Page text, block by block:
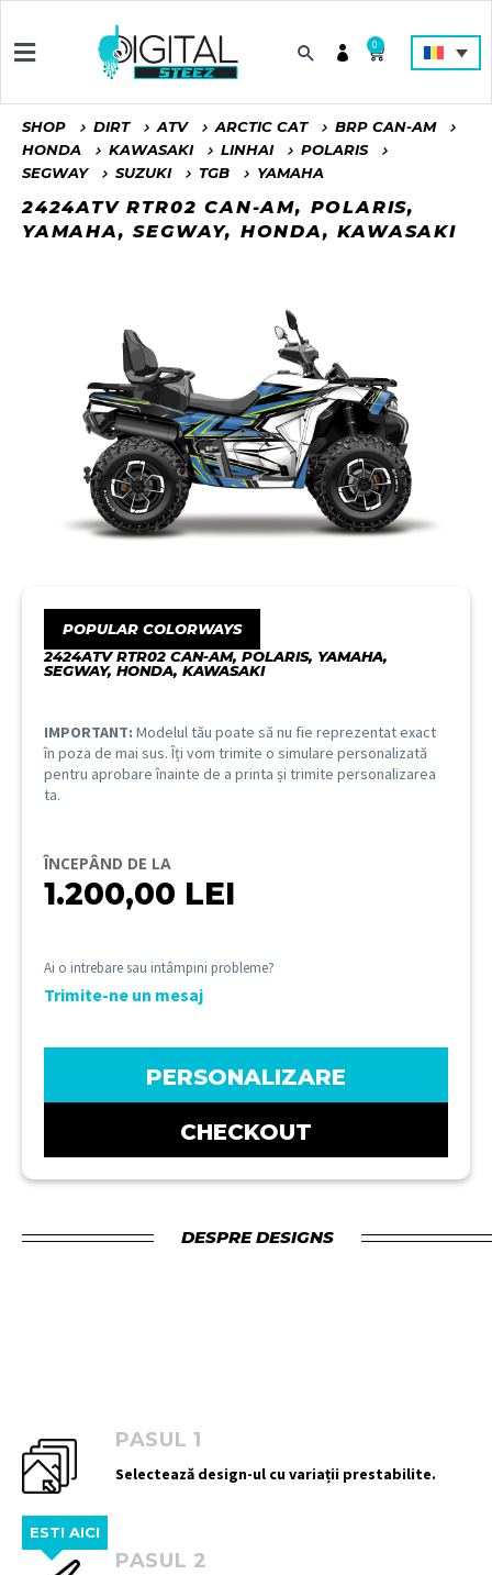
0
SHOP DIRT ATV ARCTIC CAT
BRP CAN-AM
HONDA
KAWASAKI LINHAI
POLARIS
SEGWAY
SUZUKI TGB YAMAHA
2424ATV RTR02 CAN-AM, POLARIS,
YAMAHA, SEGWAY, HONDA, KAWASAKI
POPULAR COLORWAYS
2424ATV RTR02 CAN-AM, POLARIS, YAMAHA,
SEGWAY, HONDA, KAWASAKI
IMPORTANT: Modelul tău poate să nu fie reprezentat exact
în poza de mai sus. Îți vom trimite o simulare personalizată
pentru aprobare înainte de a printa și trimite personalizarea
ta.
ÎNCEPÂND DE LA
1.200,00 LEI
Ai o intrebare sau intâmpini probleme?
Trimite-ne un mesaj
PERSONALIZARE
CHECKOUT
DESPRE DESIGNS
PASUL 1
Selectează design-ul cu variații prestabilite.
ESTI AICI
PASUL 2